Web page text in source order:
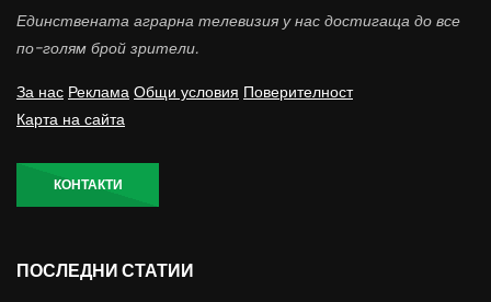
Единствената аграрна телевизия у нас достигаща до все
по-голям брой зрители.
За нас Реклама Общи условия Поверителност
Карта на сайта
КОНТАКТИ
ПОСЛЕДНИ СТАТИИ